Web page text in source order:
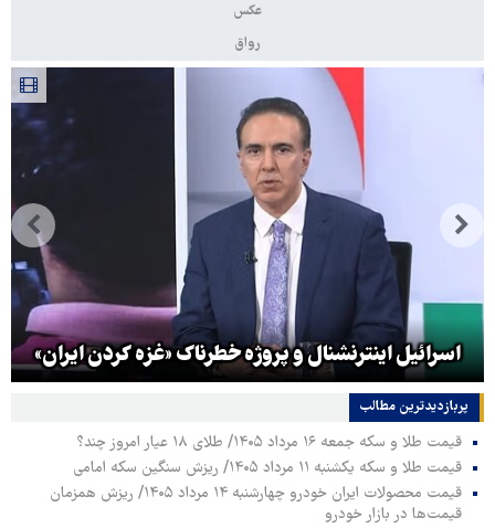
عکس
رواق
اسرائیل اینترنشنال و پروژه خطرناک «غزه کردن ایران»
پربازدیدترین‌ مطالب
قیمت طلا و سکه جمعه ۱۶ مرداد ۱۴۰۵/ طلای ۱۸ عیار امروز چند؟
قیمت طلا و سکه یکشنبه ۱۱ مرداد ۱۴۰۵/ ریزش سنگین سکه امامی
قیمت محصولات ایران خودرو چهارشنبه ۱۴ مرداد ۱۴۰۵/ ریزش همزمان
قیمت‌ها در بازار خودرو